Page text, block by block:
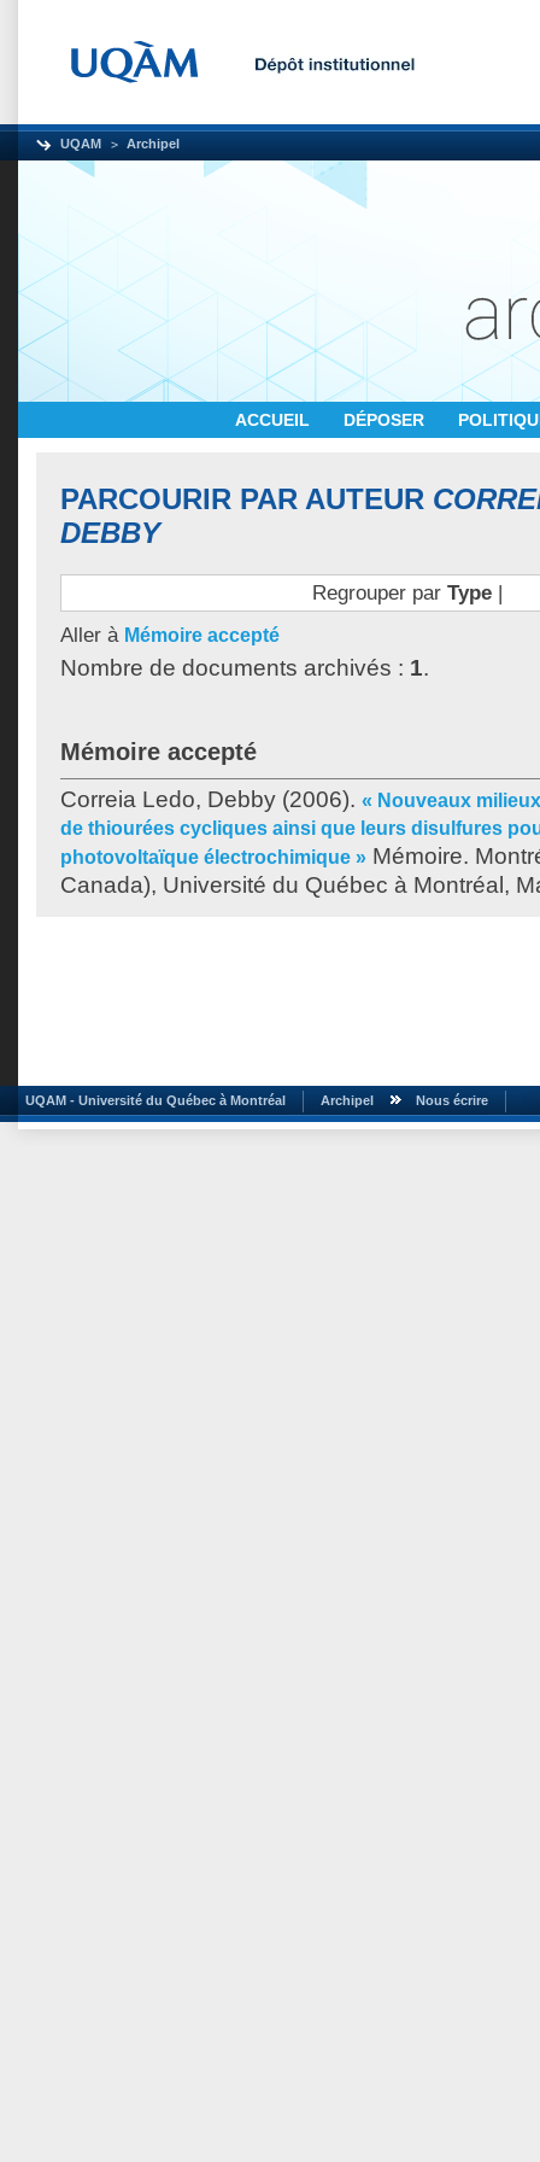
UQAM Archipel
ACCUEIL DÉPOSER
PARCOURIR PAR AUTEUR
DEBBY
Regrouper par Type|
Aller à Mémoire accepté
Nombre de documents archivés : 1.
Mémoire accepté
Correia Ledo, Debby (2006). « Nouveaux
de thiourées cycliques ainsi que leurs disulfures
photovoltaïque électrochimique » Mémoire.
Canada), Université du Québec à Montréal,
UQAM - Université du Québec à Montréal Archipel Nous écrire